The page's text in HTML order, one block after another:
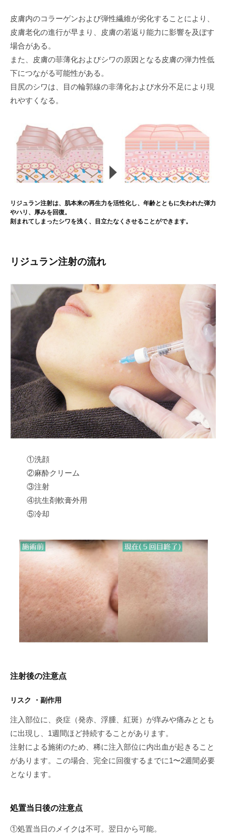
皮膚内のコラーゲンおよび弾性繊維が劣化することにより、
皮膚老化の進行が早まり、皮膚の若返り能力に影響を及ぼす
場合がある。
また、皮膚の菲薄化およびシワの原因となる皮膚の弾力性低
下につながる可能性がある。
目尻のシワは、目の輪郭線の非薄化および水分不足により現
れやすくなる。
リジュラン注射は、肌本来の再生力を活性化し、年齢とともに失われた弾力
やハリ、厚みを回復。
刻まれてしまったシワを浅く、目立たなくさせることができます。
リジュラン注射の流れ
①洗顔
②麻酔クリーム
③注射
④抗生剤軟膏外用
⑤冷却
注射後の注意点
リスク ・副作用
注入部位に、炎症（発赤、浮腫、紅斑）が痒みや痛みととも
に出現し、1週間ほど持続することがあります。
注射による施術のため、稀に注入部位に内出血が起きること
があります。この場合、完全に回復するまでに1〜2週間必要
となります。
処置当日後の注意点
①処置当日のメイクは不可。翌日から可能。